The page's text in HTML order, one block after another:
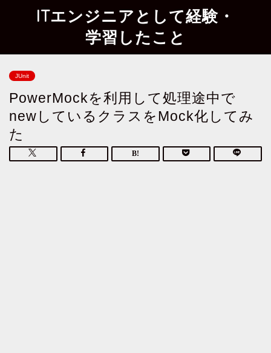
ITエンジニアとして経験・
学習したこと
JUnit
PowerMockを利用して処理途中で
newしているクラスをMock化してみ
た